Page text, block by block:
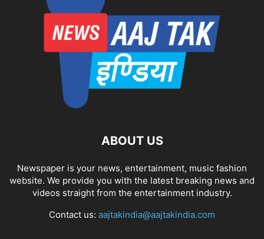
ABOUT US
Newspaper is your news, entertainment, music fashion
website. We provide you with the latest breaking news and
videos straight from the entertainment industry.
Contact us: aajtakindia@aajtakindia.com